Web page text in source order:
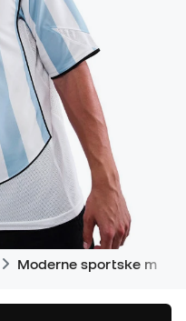
Moderne sportske